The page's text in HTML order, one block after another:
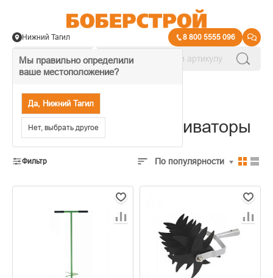
Мы правильно определили
ваше местоположение?
Да, Нижний Тагил
Нет, выбрать другое
Нижний Тагил 8 800 5555 096
Ручные буры и культиваторы
Фильтр По популярности